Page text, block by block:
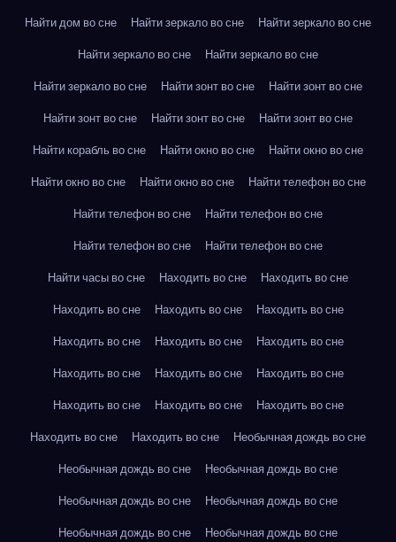
Найти дом во сне
Найти зеркало во сне
Найти зеркало во сне
Найти зеркало во сне
Найти зеркало во сне
Найти зеркало во сне
Найти зонт во сне
Найти зонт во сне
Найти зонт во сне
Найти зонт во сне
Найти зонт во сне
Найти корабль во сне
Найти окно во сне
Найти окно во сне
Найти окно во сне
Найти окно во сне
Найти телефон во сне
Найти телефон во сне
Найти телефон во сне
Найти телефон во сне
Найти телефон во сне
Найти часы во сне
Находить во сне
Находить во сне
Находить во сне
Находить во сне
Находить во сне
Находить во сне
Находить во сне
Находить во сне
Находить во сне
Находить во сне
Находить во сне
Находить во сне
Находить во сне
Находить во сне
Находить во сне
Находить во сне
Необычная дождь во сне
Необычная дождь во сне
Необычная дождь во сне
Необычная дождь во сне
Необычная дождь во сне
Необычная дождь во сне
Необычная дождь во сне